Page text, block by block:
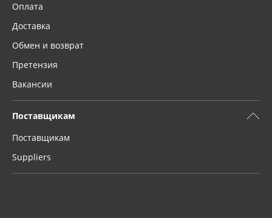
Оплата
Доставка
Обмен и возврат
Претензия
Вакансии
Поставщикам
Поставщикам
Suppliers